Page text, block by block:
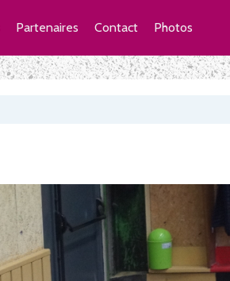
Partenaires Contact Photos